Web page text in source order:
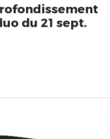
du 21 sept.